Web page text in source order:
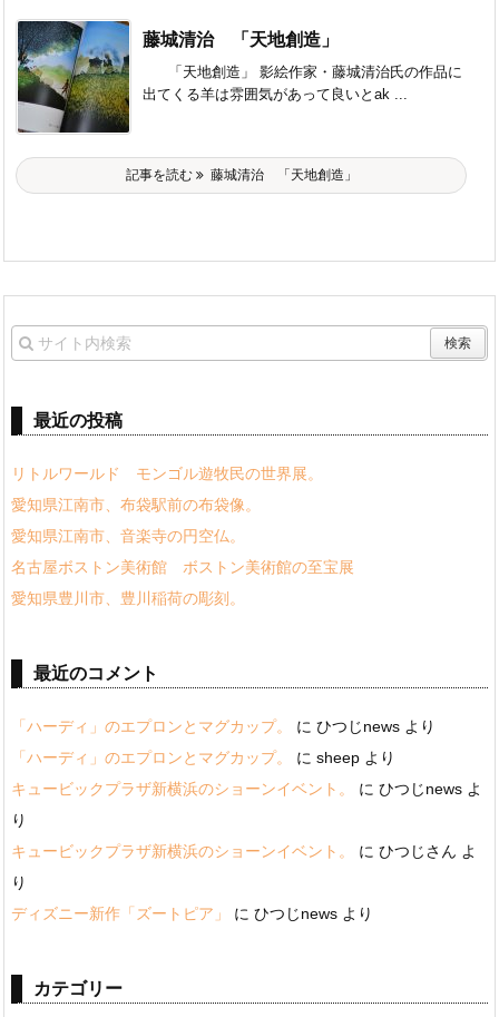
藤城清治 「天地創造」
「天地創造」 影絵作家・藤城清治氏の作品に
出てくる羊は雰囲気があって良いとak ...
記事を読む 藤城清治 「天地創造」
最近の投稿
リトルワールド モンゴル遊牧民の世界展。
愛知県江南市、布袋駅前の布袋像。
愛知県江南市、音楽寺の円空仏。
名古屋ボストン美術館 ボストン美術館の至宝展
愛知県豊川市、豊川稲荷の彫刻。
最近のコメント
「ハーディ」のエプロンとマグカップ。 に ひつじnews より
「ハーディ」のエプロンとマグカップ。
に sheep より
キュービックプラザ新横浜のショーンイベント。
に ひつじnews よ
り
キュービックプラザ新横浜のショーンイベント。
に ひつじさん よ
り
ディズニー新作「ズートピア」
に ひつじnews より
カテゴリー